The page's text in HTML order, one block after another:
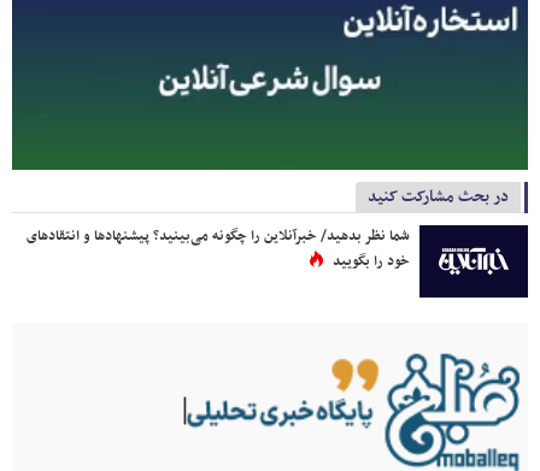
در بحث مشارکت کنید
شما نظر بدهید/ خبرآنلاین را چگونه می‌بینید؟ پیشنهادها و انتقادهای
خود را بگویید